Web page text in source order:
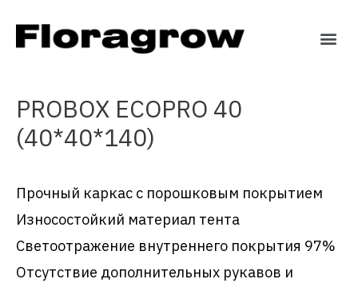
PROBOX ECOPRO 40
(40*40*140)
Прочный каркас с порошковым покрытием
Износостойкий материал тента
Светоотражение внутреннего покрытия 97%
Отсутствие дополнительных рукавов и